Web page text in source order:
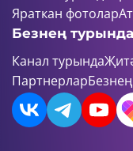
Яраткан фотолар
Безнең турында
Канал турында
Партнерлар